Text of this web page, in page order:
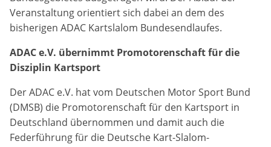
Veranstaltung orientiert sich dabei an dem des
bisherigen ADAC Kartslalom Bundesendlaufes.
ADAC e.V. übernimmt Promotorenschaft für die
Disziplin Kartsport
Der ADAC e.V. hat vom Deutschen Motor Sport Bund
(DMSB) die Promotorenschaft für den Kartsport in
Deutschland übernommen und damit auch die
Federführung für die Deutsche Kart-Slalom-
Statistiken
Cookies, die der Sammlung von Informationen und
Erstellung von Berichten über die Website-
Besucher persönlich identifiziert werden können.
Name:
_gat, _ga, _gid